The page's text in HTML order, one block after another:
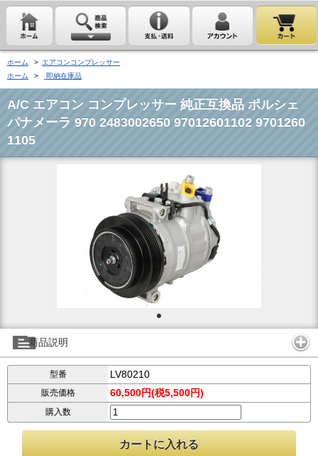
ホーム > エアコンコンプレッサー
ホーム
> 即納在庫品
A/C エアコン コンプレッサー 純正互換品 ポルシェ
パナメーラ 970 2483002650 97012601102 9701260
1105
商品説明
型番 LV80210
販売価格 60,500円(税5,500円)
購入数